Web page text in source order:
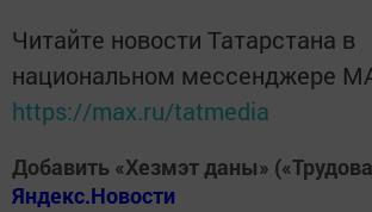
Читайте новости Татарстана в
национальном мессенджере
https://max.ru/tatmedia
Добавить «Хезмэт даны»
Яндекс.Новости